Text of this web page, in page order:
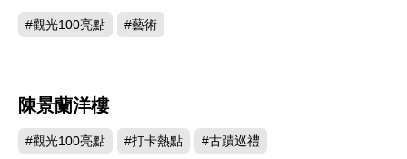
#觀光100亮點 #藝術
陳景蘭洋樓
#觀光100亮點 #打卡熱點 #古蹟巡禮